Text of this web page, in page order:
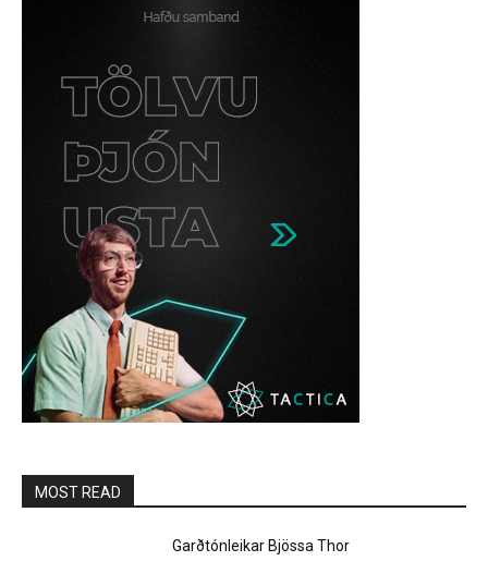
MOST READ
Garðtónleikar Bjössa Thor